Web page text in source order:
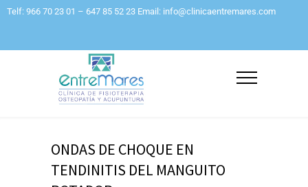
Telf: 966 70 23 01 – 647 85 52 23 Email: info@clinicaentremares.com
ONDAS DE CHOQUE EN
TENDINITIS DEL MANGUITO